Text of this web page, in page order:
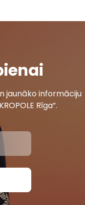
jaunāko informāciju
Rīga”.